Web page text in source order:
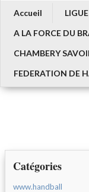
Accueil
A LA FORCE DU
CHAMBERY
FEDERATION DE
Catégories
www.handball